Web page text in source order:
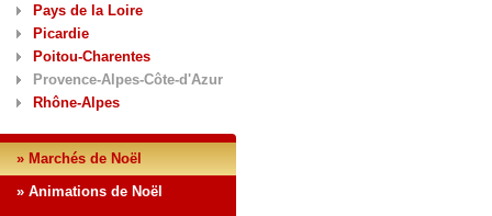
Pays de la Loire
Picardie
Poitou-Charentes
Provence-Alpes-Côte-d'Azur
Rhône-Alpes
» Marchés de Noël
» Animations de Noël